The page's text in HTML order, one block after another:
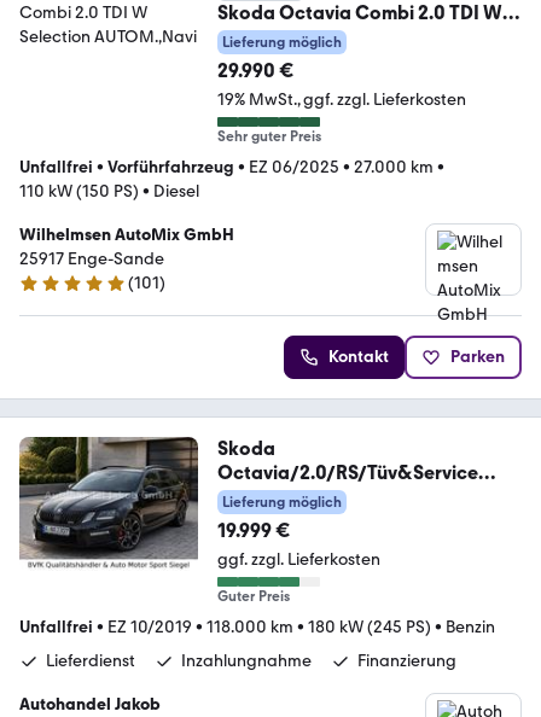
Skoda Octavia Combi 2.0 TDI W
Selection AUTOM.,Navi
Lieferung möglich
29.990 €
19% MwSt. ggf. zzgl. Lieferkosten
Sehr guter Preis
Unfallfrei • Vorführfahrzeug • EZ 06/2025 • 27.000 km •
110 kW (150 PS) • Diesel
Wilhelmsen AutoMix GmbH
25917 Enge-Sande
4.9 Sterne
(101)
Kontakt Parken
Skoda
Octavia/2.0/RS/Tüv&Service
Neu/2J Garantie/ TOP
Lieferung möglich
19.999 €
ggf. zzgl. Lieferkosten
Guter Preis
Unfallfrei • EZ 10/2019 • 118.000 km • 180 kW (245 PS) • Benzin
Lieferdienst
Inzahlungnahme Finanzierung
Autohandel Jakob